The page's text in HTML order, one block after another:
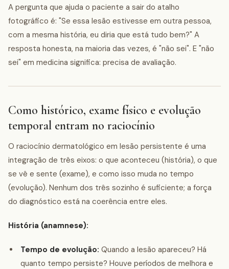
A pergunta que ajuda o paciente a sair do atalho
fotográfico é: "Se essa lesão estivesse em outra pessoa,
com a mesma história, eu diria que está tudo bem?" A
resposta honesta, na maioria das vezes, é "não sei". E "não
sei" em medicina significa: precisa de avaliação.
Como histórico, exame físico e evolução
temporal entram no raciocínio
O raciocínio dermatológico em lesão persistente é uma
integração de três eixos: o que aconteceu (história), o que
se vê e sente (exame), e como isso muda no tempo
(evolução). Nenhum dos três sozinho é suficiente; a força
do diagnóstico está na coerência entre eles.
História (anamnese):
Tempo de evolução: Quando a lesão apareceu? Há
quanto tempo persiste? Houve períodos de melhora e